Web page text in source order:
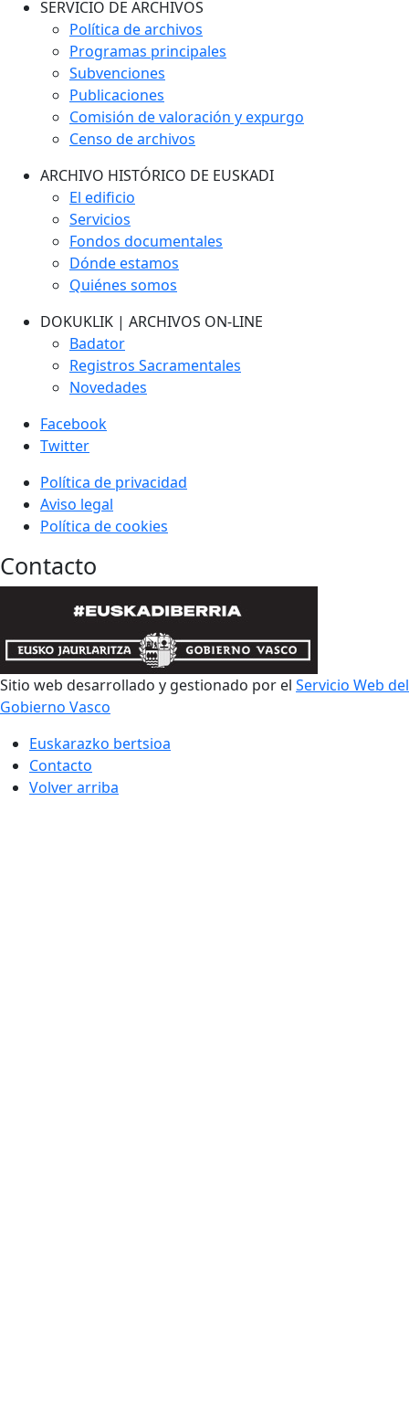
SERVICIO DE ARCHIVOS
Política de archivos
Programas principales
Subvenciones
Publicaciones
Comisión de valoración y expurgo
Censo de archivos
ARCHIVO HISTÓRICO DE EUSKADI
El edificio
Servicios
Fondos documentales
Dónde estamos
Quiénes somos
DOKUKLIK | ARCHIVOS ON-LINE
Badator
Registros Sacramentales
Novedades
Facebook
Twitter
Política de privacidad
Aviso legal
Política de cookies
Contacto
Sitio web desarrollado y gestionado por el Servicio Web del
Gobierno Vasco
Euskarazko bertsioa
Contacto
Volver arriba